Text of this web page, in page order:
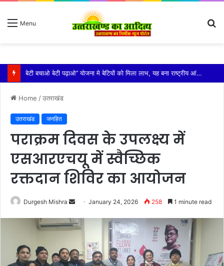
Menu
विशिष्ट पहचान बना रही है आदि कैलाश परिक्रमा: महाराज
Home /उतराखंड
उतराखंड जनहित
पराक्रम दिवस के उपलक्ष्य में
एसआरएचयू में स्वैच्छिक
रक्तदान शिविर का आयोजन
Durgesh Mishra
Send
email
January 24, 2026 258 1 minute read